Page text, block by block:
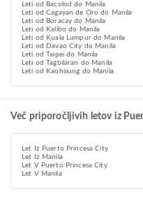
Leti od Bacolod do Manila
Leti od Cagayan de Oro do Manila
Leti od Boracay do Manila
Leti od Kalibo do Manila
Leti od Kuala Lumpur do Manila
Leti od Davao City do Manila
Leti od Taipei do Manila
Leti od Tagbilaran do Manila
Leti od Kaohsiung do Manila
Več priporočljivih letov iz
Let Iz Puerto Princesa City
Let Iz Manila
Let V Puerto Princesa City
Let V Manila